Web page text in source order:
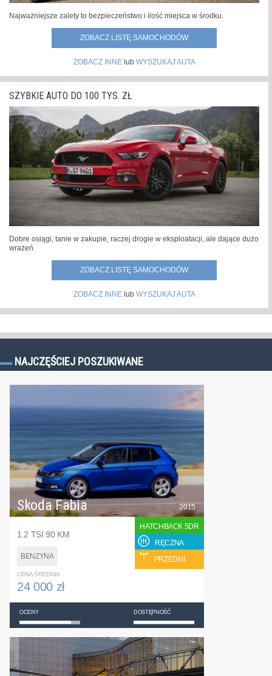
Najważniejsze zalety to bezpieczeństwo i ilość miejsca w środku.
ZOBACZ LISTĘ SAMOCHODÓW
ZOBACZ INNElub WYSZUKAJ AUTA
SZYBKIE AUTO DO 100 TYS. ZŁ
Dobre osiągi, tanie w zakupie, raczej drogie w eksploatacji, ale dające dużo
wrażeń.
ZOBACZ LISTĘ SAMOCHODÓW
ZOBACZ INNElub WYSZUKAJ AUTA
NAJCZĘŚCIEJ POSZUKIWANE
Skoda Fabia
1.2 TSI 90 KM
BENZYNA
2015
HATCHBACK 5DR
RĘCZNA
PRZEDNI
CENA ŚREDNIA
24 000 zł
OCENY DOSTĘPNOŚĆ